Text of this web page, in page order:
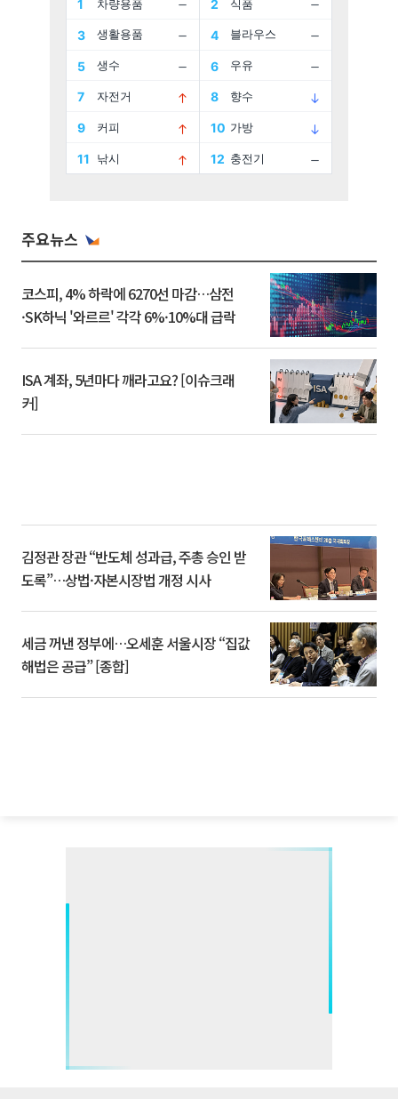
주요뉴스
코스피, 4% 하락에 6270선 마감…삼전
·SK하닉 '와르르' 각각 6%·10%대 급락
ISA 계좌, 5년마다 깨라고요? [이슈크래
커]
김정관 장관 “반도체 성과급, 주총 승인 받
도록”…상법·자본시장법 개정 시사
세금 꺼낸 정부에…오세훈 서울시장 “집값
해법은 공급” [종합]